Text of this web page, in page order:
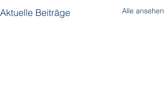
Aktuelle Beiträge Alle ansehen